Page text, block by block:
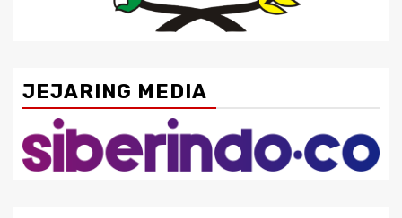
JEJARING MEDIA